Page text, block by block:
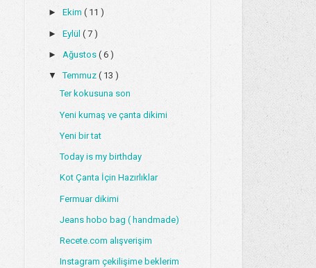
► Ekim ( 11 )
► Eylül ( 7 )
► Ağustos ( 6 )
▼Temmuz ( 13 )
Ter kokusuna son
Yeni kumaş ve çanta dikimi
Yeni bir tat
Today is my birthday
Kot Çanta İçin Hazırlıklar
Fermuar dikimi
Jeans hobo bag ( handmade)
Recete.com alışverişim
Instagram çekilişime beklerim